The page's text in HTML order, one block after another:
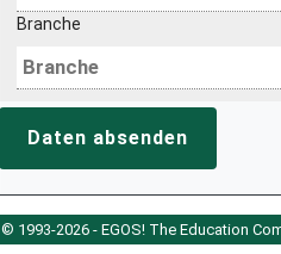
Branche
Daten absenden
© 1993-2026 - EGOS! The Education